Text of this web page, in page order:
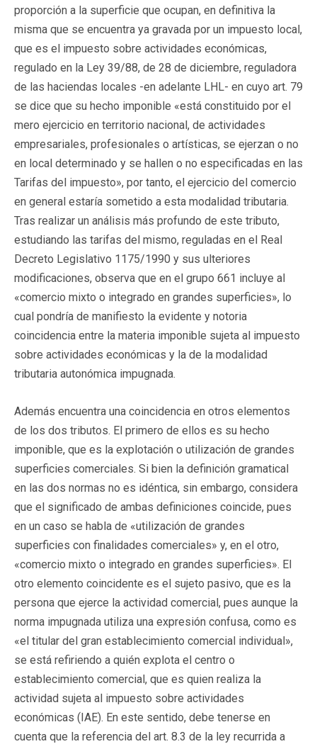
proporción a la superficie que ocupan, en definitiva la
misma que se encuentra ya gravada por un impuesto local,
que es el impuesto sobre actividades económicas,
regulado en la Ley 39/88, de 28 de diciembre, reguladora
de las haciendas locales -en adelante LHL- en cuyo art. 79
se dice que su hecho imponible «está constituido por el
mero ejercicio en territorio nacional, de actividades
empresariales, profesionales o artísticas, se ejerzan o no
en local determinado y se hallen o no especificadas en las
Tarifas del impuesto», por tanto, el ejercicio del comercio
en general estaría sometido a esta modalidad tributaria.
Tras realizar un análisis más profundo de este tributo,
estudiando las tarifas del mismo, reguladas en el Real
Decreto Legislativo 1175/1990 y sus ulteriores
modificaciones, observa que en el grupo 661 incluye al
«comercio mixto o integrado en grandes superficies», lo
cual pondría de manifiesto la evidente y notoria
coincidencia entre la materia imponible sujeta al impuesto
sobre actividades económicas y la de la modalidad
tributaria autonómica impugnada.
Además encuentra una coincidencia en otros elementos
de los dos tributos. El primero de ellos es su hecho
imponible, que es la explotación o utilización de grandes
superficies comerciales. Si bien la definición gramatical
en las dos normas no es idéntica, sin embargo, considera
que el significado de ambas definiciones coincide, pues
en un caso se habla de «utilización de grandes
superficies con finalidades comerciales» y, en el otro,
«comercio mixto o integrado en grandes superficies». El
otro elemento coincidente es el sujeto pasivo, que es la
persona que ejerce la actividad comercial, pues aunque la
norma impugnada utiliza una expresión confusa, como es
«el titular del gran establecimiento comercial individual»,
se está refiriendo a quién explota el centro o
establecimiento comercial, que es quien realiza la
actividad sujeta al impuesto sobre actividades
económicas (IAE). En este sentido, debe tenerse en
cuenta que la referencia del art. 8.3 de la ley recurrida a